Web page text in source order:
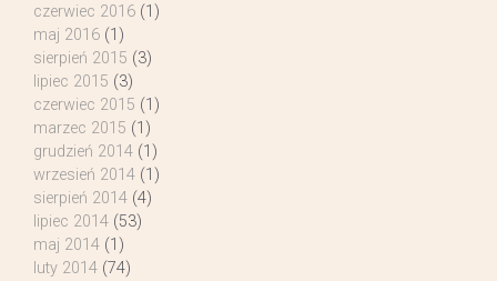
czerwiec 2016 (1)
maj 2016 (1)
sierpień 2015 (3)
lipiec 2015 (3)
czerwiec 2015 (1)
marzec 2015 (1)
grudzień 2014 (1)
wrzesień 2014 (1)
sierpień 2014 (4)
lipiec 2014 (53)
maj 2014 (1)
luty 2014 (74)